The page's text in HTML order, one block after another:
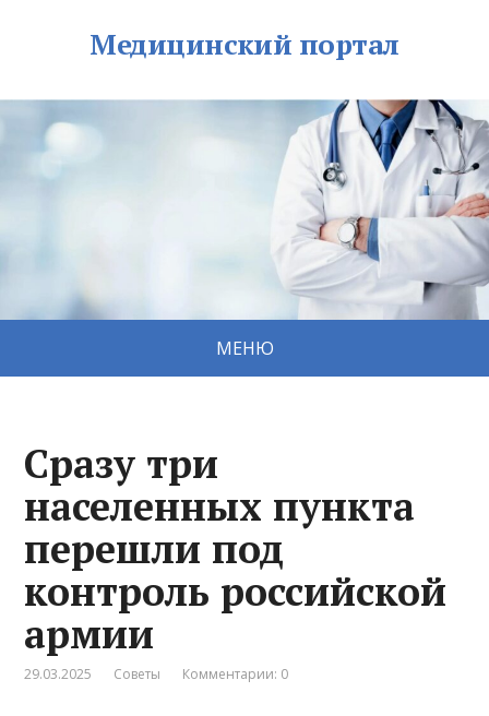
Медицинский портал
МЕНЮ
Сразу три
населенных пункта
перешли под
контроль российской
армии
29.03.2025 Советы Комментарии: 0